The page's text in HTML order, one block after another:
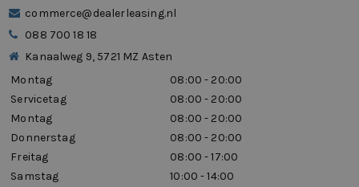
commerce@dealerleasing.nl
088 700 18 18
Kanaalweg 9, 5721 MZ Asten
Montag
08:00 - 20:00
Servicetag
08:00 - 20:00
Montag
08:00 - 20:00
Donnerstag
08:00 - 20:00
Freitag
08:00 - 17:00
Samstag
10:00 - 14:00